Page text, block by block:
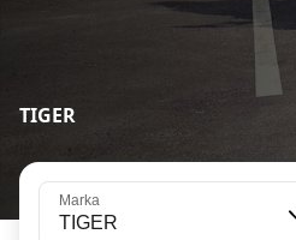
TIGER
Marka
TIGER